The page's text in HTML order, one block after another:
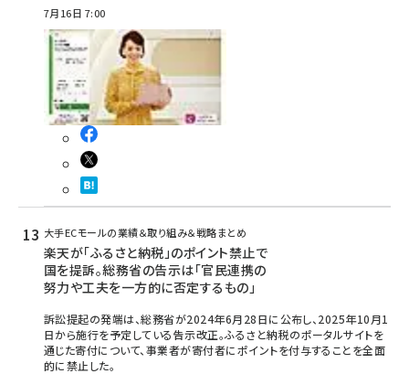
7月16日 7:00
大手ECモールの業績＆取り組み＆戦略まとめ
楽天が「ふるさと納税」のポイント禁止で
国を提訴。総務省の告示は「官民連携の
努力や工夫を一方的に否定するもの」
訴訟提起の発端は、総務省が2024年6月28日に公布し、2025年10月1
日から施行を予定している告示改正。ふるさと納税のポータルサイトを
通じた寄付について、事業者が寄付者にポイントを付与することを全面
的に禁止した。